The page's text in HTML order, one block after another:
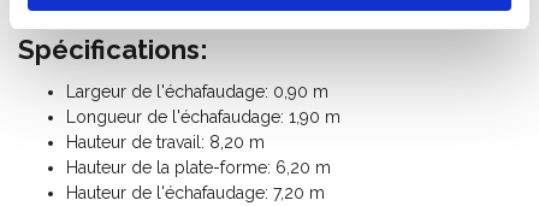
Spécifications:
Largeur de l'échafaudage: 0,90 m
Longueur de l'échafaudage: 1,90 m
Hauteur de travail: 8,20 m
Hauteur de la plate-forme: 6,20 m
Hauteur de l'échafaudage: 7,20 m